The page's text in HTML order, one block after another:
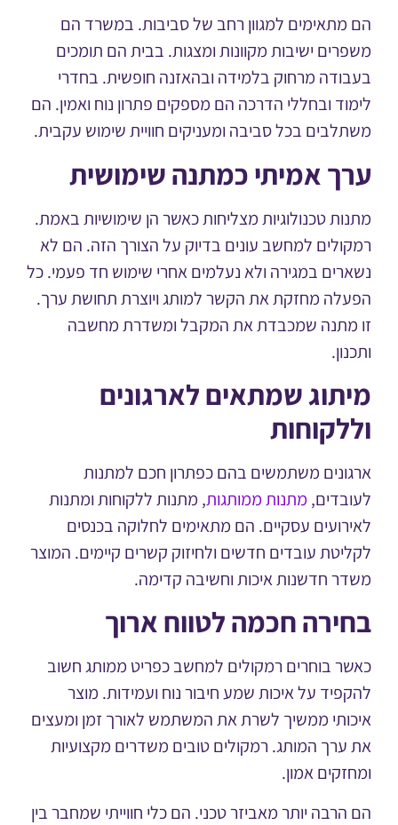
למגוון רחב של סביבות. במשרד הם
ישיבות מקוונות ומצגות. בבית הם תומכים
מרחוק בלמידה ובהאזנה חופשית. בחדרי
ובחללי הדרכה הם מספקים פתרון נוח ואמין. הם
בכל סביבה ומעניקים חוויית שימוש עקבית.
אמיתי כמתנה שימושית
טכנולוגיות מצליחות כאשר הן שימושיות באמת.
למחשב עונים בדיוק על הצורך הזה. הם לא
במגירה ולא נעלמים אחרי שימוש חד פעמי. כל
מחזקת את הקשר למותג ויוצרת תחושת ערך.
שמכבדת את המקבל ומשדרת מחשבה
שמתאים לארגונים
משתמשים בהם כפתרון חכם למתנות
מתנות ממותגות, מתנות ללקוחות ומתנות
עסקיים. הם מתאימים לחלוקה בכנסים
עובדים חדשים ולחיזוק קשרים קיימים. המוצר
חדשנות איכות וחשיבה קדימה.
חכמה לטווח ארוך
בוחרים רמקולים למחשב כפריט ממותג חשוב
על איכות שמע חיבור נוח ועמידות. מוצר
ממשיך לשרת את המשתמש לאורך זמן ומעצים
המותג. רמקולים טובים משדרים מקצועיות
אמון.
יותר מאביזר טכני. הם כלי חווייתי שמחבר בין